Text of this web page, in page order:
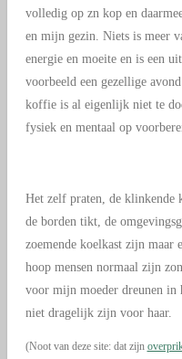
volledig op zn kop en
en mijn gezin. Niets is meer
energie en moeite en is een
voorbeeld een gezellige
koffie is al eigenlijk niet te
fysiek en mentaal op
Het zelf praten, de klinkende
de borden tikt, de
zoemende koelkast zijn maar
hoop mensen normaal zijn
voor mijn moeder dreunen in
niet dragelijk zijn voor haar.
(Noot van deze site: dat zijn